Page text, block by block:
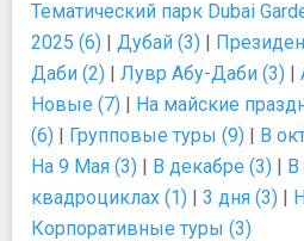
Тематический парк Dubai
2025 (6) | Дубай (3) |
Даби (2) | Лувр Абу-Даби (3) |
Новые (7) | На майские
(6) | Групповые туры (9) | В
На 9 Мая (3) | В декабре (3) | В
квадроциклах (1) | 3 дня (3) |
Корпоративные туры (3)